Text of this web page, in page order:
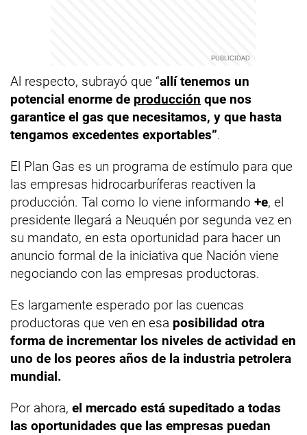
Al respecto, subrayó que “allí tenemos un
potencial enorme de producción que nos
garantice el gas que necesitamos, y que hasta
tengamos excedentes exportables”.
El Plan Gas es un programa de estímulo para que
las empresas hidrocarburíferas reactiven la
producción. Tal como lo viene informando +e, el
presidente llegará a Neuquén por segunda vez en
su mandato, en esta oportunidad para hacer un
anuncio formal de la iniciativa que Nación viene
negociando con las empresas productoras.
Es largamente esperado por las cuencas
productoras que ven en esa posibilidad otra
forma de incrementar los niveles de actividad en
uno de los peores años de la industria petrolera
mundial.
Por ahora, el mercado está supeditado a todas
las oportunidades que las empresas puedan